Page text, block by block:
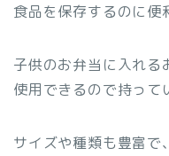
食品を保存するのに便
子供のお弁当に入れる
使用できるので持って
サイズや種類も豊富で